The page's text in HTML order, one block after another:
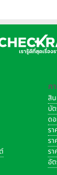
ก
สิ
บั
ด
ร
ร
ร
อั